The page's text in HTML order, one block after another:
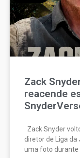
Zack
reacende
Zack Snyder
diretor de Liga
uma foto durante